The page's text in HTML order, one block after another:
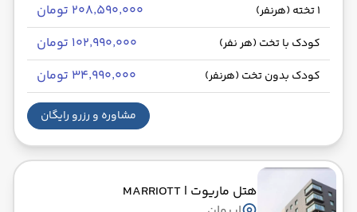
1 تخته (هرنفر) ۲۰۸٬۵۹۰٬۰۰۰ تومان
کودک با تخت (هر نفر) ۱۰۲٬۹۹۰٬۰۰۰ تومان
کودک بدون تخت (هرنفر) ۳۴٬۹۹۰٬۰۰۰ تومان
مشاوره و رزرو رایگان
هتل ماریوت | MARRIOTT